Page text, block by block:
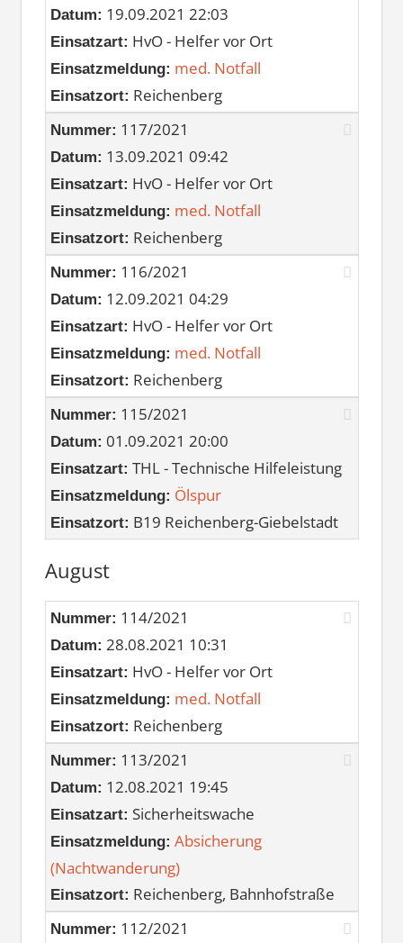
Datum: 19.09.2021 22:03
Einsatzart: HvO - Helfer vor Ort
Einsatzmeldung: med. Notfall
Einsatzort: Reichenberg
Nummer: 117/2021
Datum: 13.09.2021 09:42
Einsatzart: HvO - Helfer vor Ort
Einsatzmeldung: med. Notfall
Einsatzort: Reichenberg
Nummer: 116/2021
Datum: 12.09.2021 04:29
Einsatzart: HvO - Helfer vor Ort
Einsatzmeldung: med. Notfall
Einsatzort: Reichenberg
Nummer: 115/2021
Datum: 01.09.2021 20:00
Einsatzart: THL - Technische Hilfeleistung
Einsatzmeldung: Ölspur
Einsatzort: B19 Reichenberg-Giebelstadt
August
Nummer: 114/2021
Datum: 28.08.2021 10:31
Einsatzart: HvO - Helfer vor Ort
Einsatzmeldung: med. Notfall
Einsatzort: Reichenberg
Nummer: 113/2021
Datum: 12.08.2021 19:45
Einsatzart: Sicherheitswache
Einsatzmeldung: Absicherung
(Nachtwanderung)
Einsatzort: Reichenberg, Bahnhofstraße
Nummer: 112/2021